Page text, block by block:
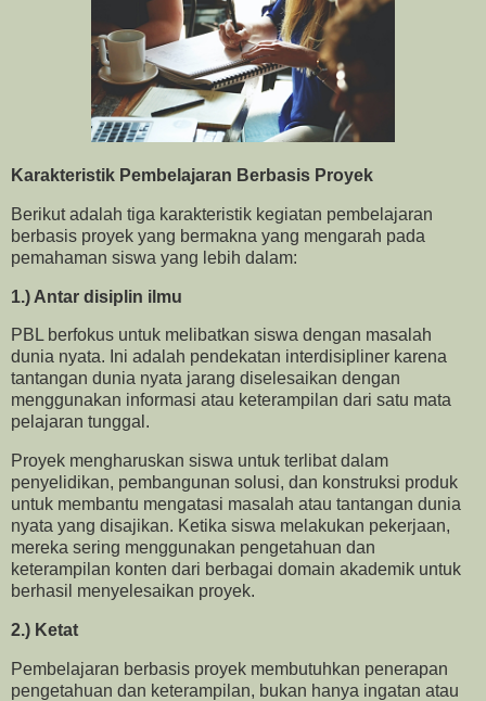
Karakteristik Pembelajaran Berbasis Proyek
Berikut adalah tiga karakteristik kegiatan pembelajaran
berbasis proyek yang bermakna yang mengarah pada
pemahaman siswa yang lebih dalam:
1.) Antar disiplin ilmu
PBL berfokus untuk melibatkan siswa dengan masalah
dunia nyata. Ini adalah pendekatan interdisipliner karena
tantangan dunia nyata jarang diselesaikan dengan
menggunakan informasi atau keterampilan dari satu mata
pelajaran tunggal.
Proyek mengharuskan siswa untuk terlibat dalam
penyelidikan, pembangunan solusi, dan konstruksi produk
untuk membantu mengatasi masalah atau tantangan dunia
nyata yang disajikan. Ketika siswa melakukan pekerjaan,
mereka sering menggunakan pengetahuan dan
keterampilan konten dari berbagai domain akademik untuk
berhasil menyelesaikan proyek.
2.) Ketat
Pembelajaran berbasis proyek membutuhkan penerapan
pengetahuan dan keterampilan, bukan hanya ingatan atau